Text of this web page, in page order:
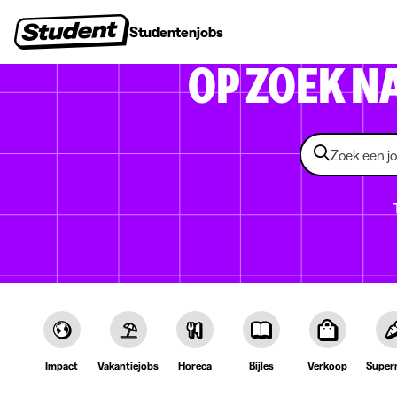
Studentenjobs
OP ZOEK
Impact Vakantiejobs Horeca Bijles Verkoop